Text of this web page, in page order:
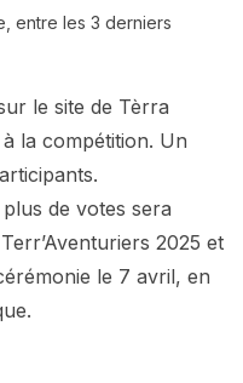
entre les 3 derniers
le site de Tèrra
la compétition. Un
de votes sera
2025 et
le 7 avril, en